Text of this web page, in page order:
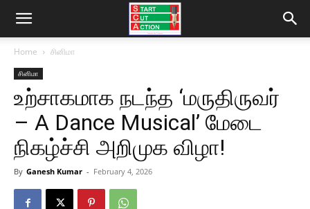
Home சினிமா
சினிமா
உற்சாகமாக நடந்த ‘மருதிருவர்
– A Dance Musical’ மேடை
நிகழ்ச்சி அறிமுக விழா!
By Ganesh Kumar - February 4, 2026